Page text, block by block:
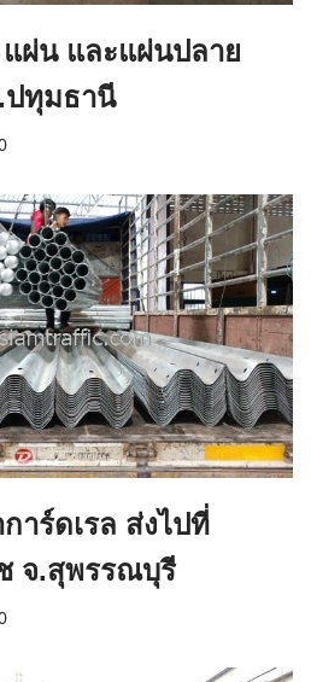
แผ่น และแผ่นปลาย
ปทุมธานี
าร์ดเรล ส่งไปที่
จ.สุพรรณบุรี